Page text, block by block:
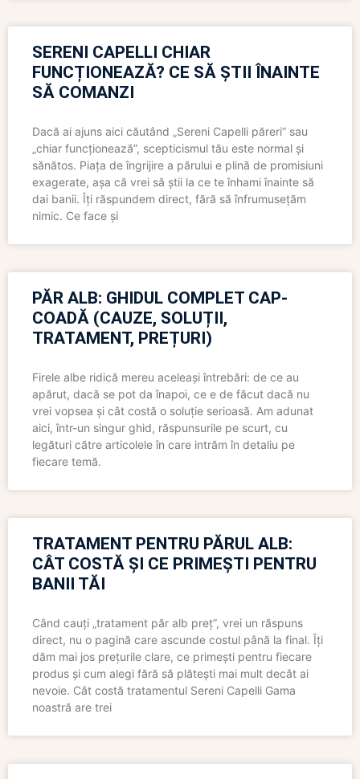
SERENI CAPELLI CHIAR
FUNCȚIONEAZĂ? CE SĂ ȘTII ÎNAINTE
SĂ COMANZI
Dacă ai ajuns aici căutând „Sereni Capelli păreri” sau
„chiar funcționează”, scepticismul tău este normal și
sănătos. Piața de îngrijire a părului e plină de promisiuni
exagerate, așa că vrei să știi la ce te înhami înainte să
dai banii. Îți răspundem direct, fără să înfrumusețăm
nimic. Ce face și
PĂR ALB: GHIDUL COMPLET CAP-
COADĂ (CAUZE, SOLUȚII,
TRATAMENT, PREȚURI)
Firele albe ridică mereu aceleași întrebări: de ce au
apărut, dacă se pot da înapoi, ce e de făcut dacă nu
vrei vopsea și cât costă o soluție serioasă. Am adunat
aici, într-un singur ghid, răspunsurile pe scurt, cu
legături către articolele în care intrăm în detaliu pe
fiecare temă.
TRATAMENT PENTRU PĂRUL ALB:
CÂT COSTĂ ȘI CE PRIMEȘTI PENTRU
BANII TĂI
Când cauți „tratament păr alb preț”, vrei un răspuns
direct, nu o pagină care ascunde costul până la final. Îți
dăm mai jos prețurile clare, ce primești pentru fiecare
produs și cum alegi fără să plătești mai mult decât ai
nevoie. Cât costă tratamentul Sereni Capelli Gama
noastră are trei